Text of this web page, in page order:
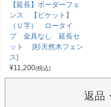
【延長】ボーダーフェ
ンス 【ピケット】
（Ｕ字） ロータイ
プ 金具なし 延長セ
ット [杉天然木フェン
ス]
¥11,200(税込)
返品